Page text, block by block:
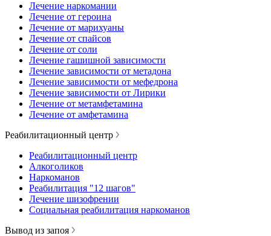
Лечение наркомании
Лечение от героина
Лечение от марихуаны
Лечение от спайсов
Лечение от соли
Лечение гашишной зависимости
Лечение зависимости от метадона
Лечение зависимости от мефедрона
Лечение зависимости от Лирики
Лечение от метамфетамина
Лечение от амфетамина
Реабилитационный центр
Реабилитационный центр
Алкоголиков
Наркоманов
Реабилитация "12 шагов"
Лечение шизофрении
Социальная реабилитация наркоманов
Вывод из запоя